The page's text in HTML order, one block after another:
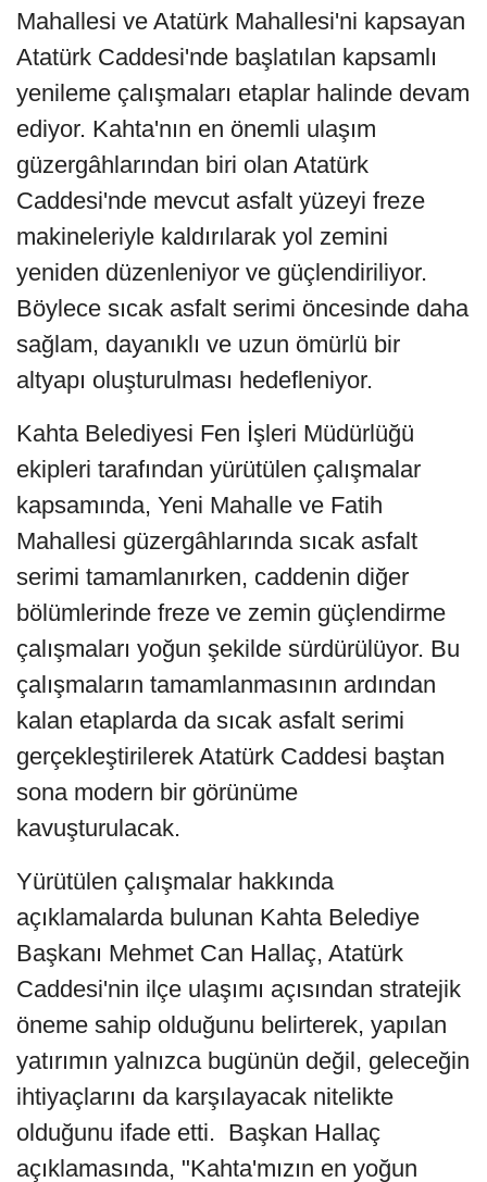
Mahallesi ve Atatürk Mahallesi'ni kapsayan
Atatürk Caddesi'nde başlatılan kapsamlı
yenileme çalışmaları etaplar halinde devam
ediyor. Kahta'nın en önemli ulaşım
güzergâhlarından biri olan Atatürk
Caddesi'nde mevcut asfalt yüzeyi freze
makineleriyle kaldırılarak yol zemini
yeniden düzenleniyor ve güçlendiriliyor.
Böylece sıcak asfalt serimi öncesinde daha
sağlam, dayanıklı ve uzun ömürlü bir
altyapı oluşturulması hedefleniyor.
Kahta Belediyesi Fen İşleri Müdürlüğü
ekipleri tarafından yürütülen çalışmalar
kapsamında, Yeni Mahalle ve Fatih
Mahallesi güzergâhlarında sıcak asfalt
serimi tamamlanırken, caddenin diğer
bölümlerinde freze ve zemin güçlendirme
çalışmaları yoğun şekilde sürdürülüyor. Bu
çalışmaların tamamlanmasının ardından
kalan etaplarda da sıcak asfalt serimi
gerçekleştirilerek Atatürk Caddesi baştan
sona modern bir görünüme
kavuşturulacak.
Yürütülen çalışmalar hakkında
açıklamalarda bulunan Kahta Belediye
Başkanı Mehmet Can Hallaç, Atatürk
Caddesi'nin ilçe ulaşımı açısından stratejik
öneme sahip olduğunu belirterek, yapılan
yatırımın yalnızca bugünün değil, geleceğin
ihtiyaçlarını da karşılayacak nitelikte
olduğunu ifade etti. Başkan Hallaç
açıklamasında, "Kahta'mızın en yoğun